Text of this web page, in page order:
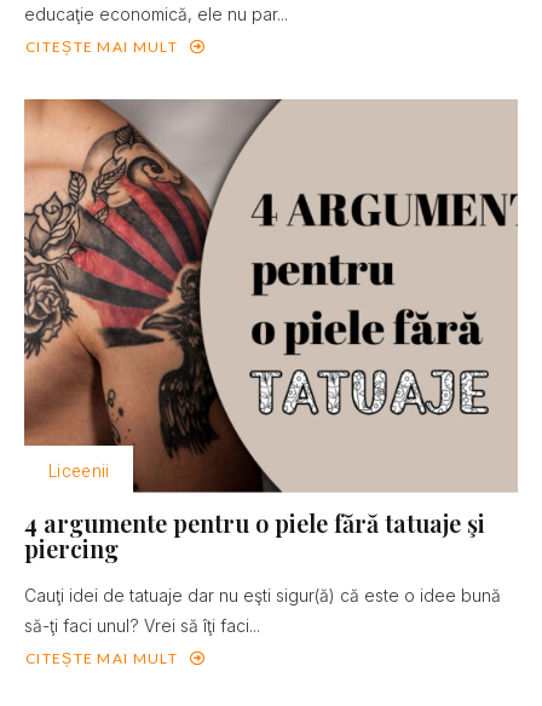
educaţie economică, ele nu par...
CITEȘTE MAI MULT
Liceenii
4 argumente pentru o piele fără tatuaje şi
piercing
Cauţi idei de tatuaje dar nu eşti sigur(ă) că este o idee bună
să-ţi faci unul? Vrei să îţi faci...
CITEȘTE MAI MULT